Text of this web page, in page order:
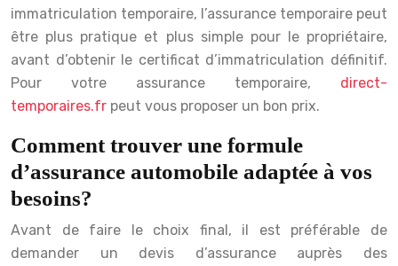
immatriculation temporaire, l’assurance temporaire peut
être plus pratique et plus simple pour le propriétaire,
avant d’obtenir le certificat d’immatriculation définitif.
Pour votre assurance temporaire, direct-
temporaires.fr peut vous proposer un bon prix.
Comment trouver une formule
d’assurance automobile adaptée à vos
besoins?
Avant de faire le choix final, il est préférable de
demander un devis d’assurance auprès des